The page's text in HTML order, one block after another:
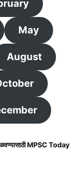
May
August
MPSC Today